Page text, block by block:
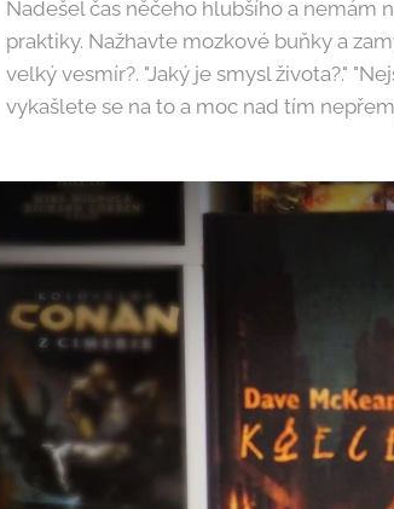
Nadešel čas něčeho hlubšího a nemám
praktiky. Nažhavte mozkové buňky a
velký vesmír?. "Jaký je smysl života?."
vykašlete se na to a moc nad tím